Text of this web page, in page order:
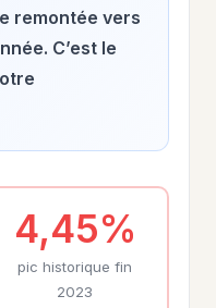
remontée vers
C’est le
4,45%
pic historique fin
2023